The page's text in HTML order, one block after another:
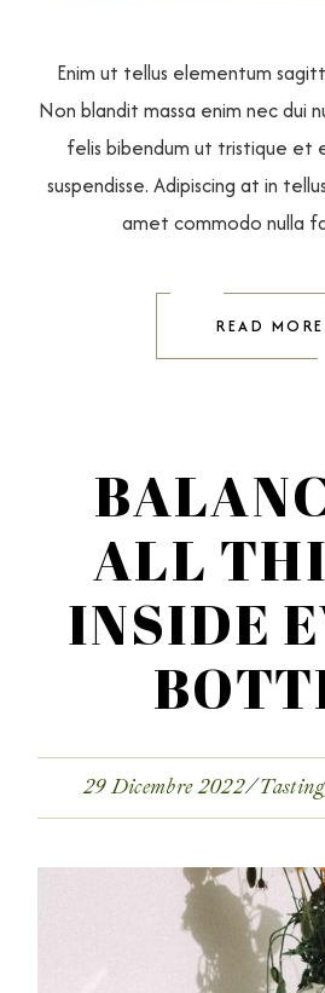
Enim ut tellus elementum
Non blandit massa enim nec dui
felis bibendum ut tristique et
suspendisse. Adipiscing at in
amet commodo nulla
READ MORE
ALL
INSIDE
29 Dicembre 2022 Tasting